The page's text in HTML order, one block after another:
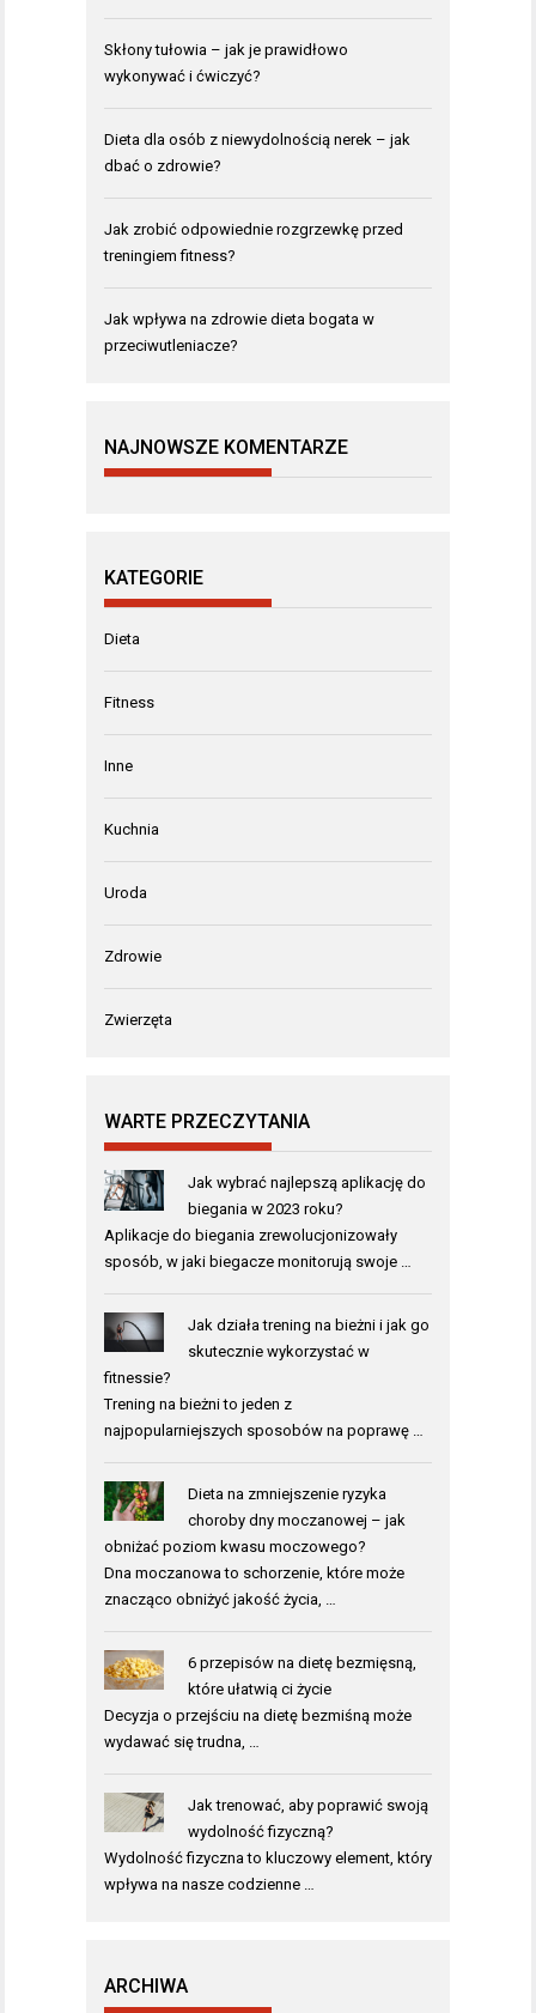
Skłony tułowia – jak je prawidłowo
wykonywać i ćwiczyć?
Dieta dla osób z niewydolnością nerek – jak
dbać o zdrowie?
Jak zrobić odpowiednie rozgrzewkę przed
treningiem fitness?
Jak wpływa na zdrowie dieta bogata w
przeciwutleniacze?
NAJNOWSZE KOMENTARZE
KATEGORIE
Dieta
Fitness
Inne
Kuchnia
Uroda
Zdrowie
Zwierzęta
WARTE PRZECZYTANIA
Jak wybrać najlepszą aplikację do
biegania w 2023 roku?
Aplikacje do biegania zrewolucjonizowały
sposób, w jaki biegacze monitorują swoje …
Jak działa trening na bieżni i jak go
skutecznie wykorzystać w
fitnessie?
Trening na bieżni to jeden z
najpopularniejszych sposobów na poprawę …
Dieta na zmniejszenie ryzyka
choroby dny moczanowej – jak
obniżać poziom kwasu moczowego?
Dna moczanowa to schorzenie, które może
znacząco obniżyć jakość życia, …
6 przepisów na dietę bezmięsną,
które ułatwią ci życie
Decyzja o przejściu na dietę bezmiśną może
wydawać się trudna, …
Jak trenować, aby poprawić swoją
wydolność fizyczną?
Wydolność fizyczna to kluczowy element, który
wpływa na nasze codzienne …
ARCHIWA